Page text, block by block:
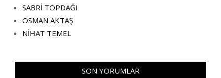
SABRİ TOPDAĞI
OSMAN AKTAŞ
NİHAT TEMEL
SON YORUMLAR